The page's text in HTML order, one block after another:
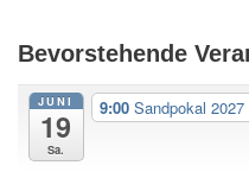
Bevorstehende
JUNI
19
Sa.
9:00 Sandpokal 2027